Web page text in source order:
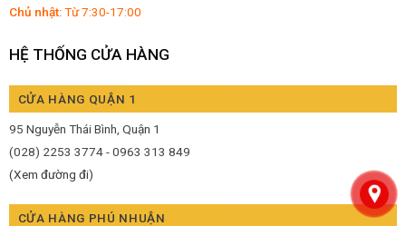
Chủ nhật:Từ 7:30-17:00
HỆ THỐNG CỬA HÀNG
CỬA HÀNG QUẬN 1
95 Nguyễn Thái Bình, Quận 1
(028) 2253 3774 - 0963 313 849
(Xem đường đi)
CỬA HÀNG PHÚ NHUẬN